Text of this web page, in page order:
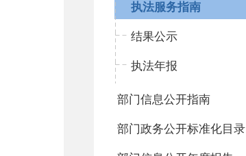
执法服务指南
结果公示
执法年报
部门信息公开指南
部门政务公开标准化目录